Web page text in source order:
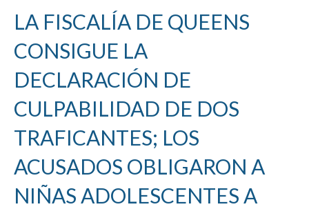
LA FISCALÍA DE QUEENS
CONSIGUE LA
DECLARACIÓN DE
CULPABILIDAD DE DOS
TRAFICANTES; LOS
ACUSADOS OBLIGARON A
NIÑAS ADOLESCENTES A